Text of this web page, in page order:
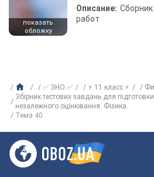
показать
обложку
Описание:
работ
✅ ЗНО ✅ ⚡ 11 класс ⚡
Збірник тестових завдань для
незалежного оцінювання. Фізика.
Тема 40